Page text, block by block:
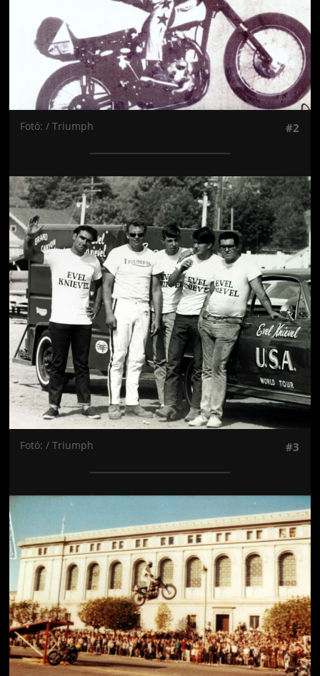
Fotó: / Triumph #2
Jön még kép!
Fotó: / Triumph #3
Jön még kép!